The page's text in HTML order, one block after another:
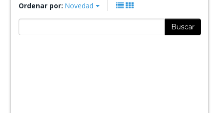
Ordenar por: Novedad
Buscar